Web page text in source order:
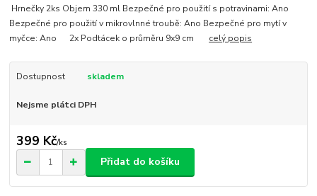
Hrnečky 2ks Objem 330 ml Bezpečné pro použití s potravinami: Ano
Bezpečné pro použití v mikrovlnné troubě: Ano Bezpečné pro mytí v
myčce: Ano 2x Podtácek o průměru 9x9 cm celý popis
Dostupnost skladem
Nejsme plátci DPH
399 Kč/ks
Přidat do košíku